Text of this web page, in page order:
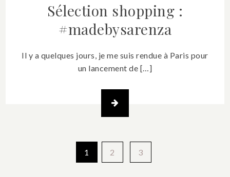
Sélection shopping :
#madebysarenza
Il y a quelques jours, je me suis rendue à Paris pour
un lancement de […]
Pagination
1 2 3